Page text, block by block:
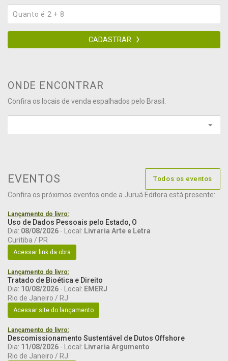
CADASTRAR
ONDE ENCONTRAR
Confira os locais de venda espalhados pelo Brasil.
EVENTOS Todos os eventos
Confira os próximos eventos onde a Juruá Editora está presente:
Lançamento do livro:
Uso de Dados Pessoais pelo Estado, O
Dia: 08/08/2026 - Local: Livraria Arte e Letra
Curitiba / PR
Acessar link da obra
Lançamento do livro:
Tratado de Bioética e Direito
Dia: 10/08/2026 - Local: EMERJ
Rio de Janeiro / RJ
Acessar site do lançamento
Lançamento do livro:
Descomissionamento Sustentável de Dutos Offshore
Dia: 11/08/2026 - Local: Livraria Argumento
Rio de Janeiro / RJ